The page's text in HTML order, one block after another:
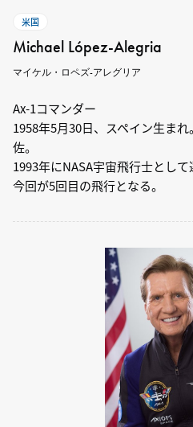
米国
Michael López-Alegria
マイケル・ロペズ-アレグリア
Ax-1コマンダー
1958年5月30日、スペイン生ま
佐。
1993年にNASA宇宙飛行士として
今回が5回目の飛行となる。